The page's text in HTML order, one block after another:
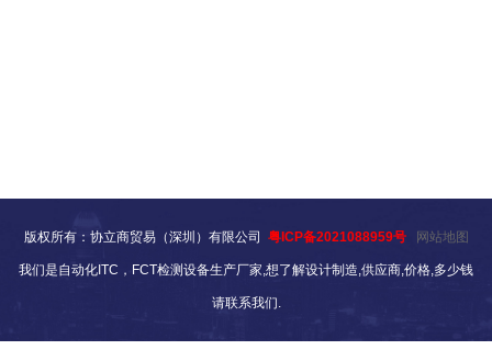
版权所有：协立商贸易（深圳）有限公司 粤ICP备2021088959号 网站地图
我们是自动化ITC，FCT检测设备生产厂家,想了解设计制造,供应商,价格,多少钱
请联系我们.